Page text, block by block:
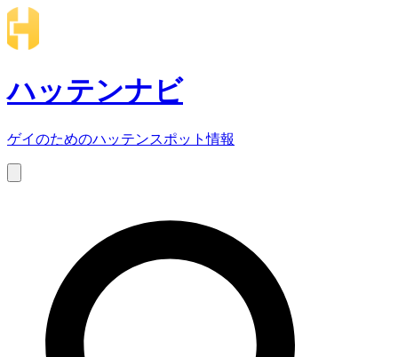
ハッテンナビ
ゲイのためのハッテンスポット情報